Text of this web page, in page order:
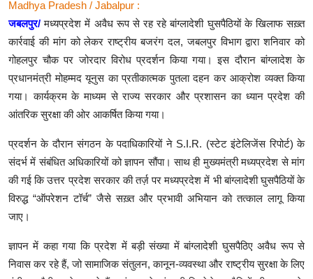
Madhya Pradesh / Jabalpur :
जबलपुर/ मध्यप्रदेश में अवैध रूप से रह रहे बांग्लादेशी घुसपैठियों के खिलाफ सख़्त
कार्रवाई की मांग को लेकर राष्ट्रीय बजरंग दल, जबलपुर विभाग द्वारा शनिवार को
गोहलपुर चौक पर जोरदार विरोध प्रदर्शन किया गया। इस दौरान बांग्लादेश के
प्रधानमंत्री मोहम्मद यूनुस का प्रतीकात्मक पुतला दहन कर आक्रोश व्यक्त किया
गया। कार्यक्रम के माध्यम से राज्य सरकार और प्रशासन का ध्यान प्रदेश की
आंतरिक सुरक्षा की ओर आकर्षित किया गया।
प्रदर्शन के दौरान संगठन के पदाधिकारियों ने S.I.R. (स्टेट इंटेलिजेंस रिपोर्ट) के
संदर्भ में संबंधित अधिकारियों को ज्ञापन सौंपा। साथ ही मुख्यमंत्री मध्यप्रदेश से मांग
की गई कि उत्तर प्रदेश सरकार की तर्ज़ पर मध्यप्रदेश में भी बांग्लादेशी घुसपैठियों के
विरुद्ध “ऑपरेशन टॉर्च” जैसे सख़्त और प्रभावी अभियान को तत्काल लागू किया
जाए।
ज्ञापन में कहा गया कि प्रदेश में बड़ी संख्या में बांग्लादेशी घुसपैठिए अवैध रूप से
निवास कर रहे हैं, जो सामाजिक संतुलन, कानून-व्यवस्था और राष्ट्रीय सुरक्षा के लिए